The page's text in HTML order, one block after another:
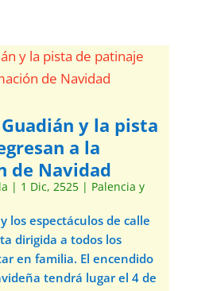
y la pista
a la
de Navidad
| 1 Dic, 2525| Palencia y
los espectáculos de calle
dirigida a todos los
en familia. El encendido
tendrá lugar el 4 de